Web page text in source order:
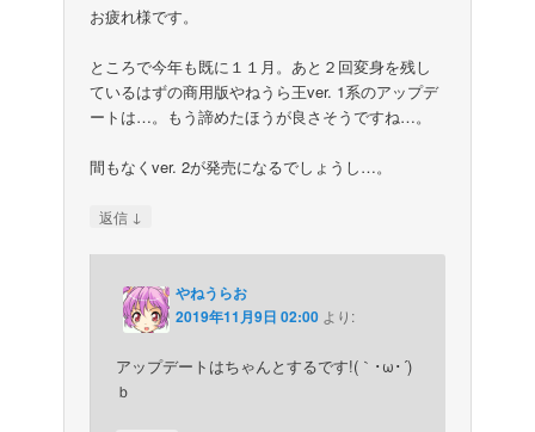
お疲れ様です。
ところで今年も既に１１月。あと２回変身を残し
ているはずの商用版やねうら王ver. 1系のアップデ
ートは…。もう諦めたほうが良さそうですね…。
間もなくver. 2が発売になるでしょうし…。
返信 ↓
やねうらお
2019年11月9日 02:00 より:
アップデートはちゃんとするです!(｀･ω･´)
ｂ